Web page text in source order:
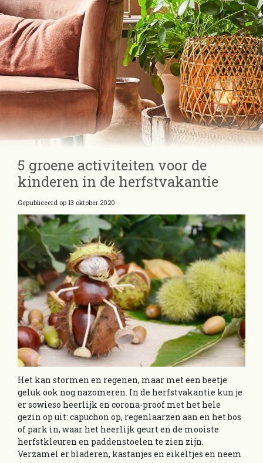
5 groene activiteiten voor de
kinderen in de herfstvakantie
Gepubliceerd op 13 oktober 2020
Het kan stormen en regenen, maar met een beetje
geluk ook nog nazomeren. In de herfstvakantie kun je
er sowieso heerlijk en corona-proof met het hele
gezin op uit: capuchon op, regenlaarzen aan en het bos
of park in, waar het heerlijk geurt en de mooiste
herfstkleuren en paddenstoelen te zien zijn.
Verzamel er bladeren, kastanjes en eikeltjes en neem